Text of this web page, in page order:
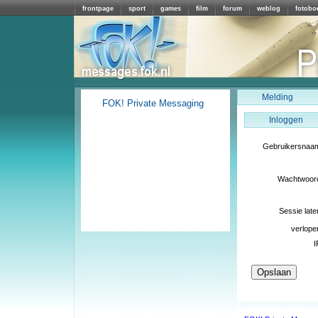
frontpage sport games film forum weblog
Melding
Inloggen
Sessie
FOK! Private Messaging